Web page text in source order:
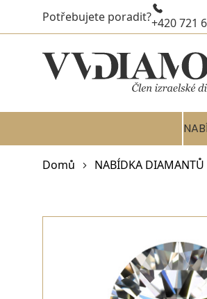
Potřebujete poradit?+420 721
Domů NABÍDKA DIAMANTŮ